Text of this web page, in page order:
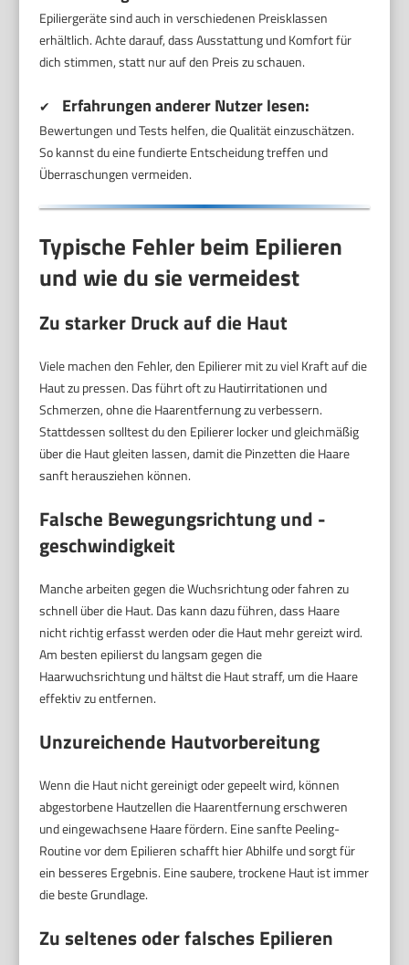
Epiliergeräte sind auch in verschiedenen Preisklassen
erhältlich. Achte darauf, dass Ausstattung und Komfort für
dich stimmen, statt nur auf den Preis zu schauen.
✔ Erfahrungen anderer Nutzer lesen:
Bewertungen und Tests helfen, die Qualität einzuschätzen.
So kannst du eine fundierte Entscheidung treffen und
Überraschungen vermeiden.
Typische Fehler beim Epilieren
und wie du sie vermeidest
Zu starker Druck auf die Haut
Viele machen den Fehler, den Epilierer mit zu viel Kraft auf die
Haut zu pressen. Das führt oft zu Hautirritationen und
Schmerzen, ohne die Haarentfernung zu verbessern.
Stattdessen solltest du den Epilierer locker und gleichmäßig
über die Haut gleiten lassen, damit die Pinzetten die Haare
sanft herausziehen können.
Falsche Bewegungsrichtung und -
geschwindigkeit
Manche arbeiten gegen die Wuchsrichtung oder fahren zu
schnell über die Haut. Das kann dazu führen, dass Haare
nicht richtig erfasst werden oder die Haut mehr gereizt wird.
Am besten epilierst du langsam gegen die
Haarwuchsrichtung und hältst die Haut straff, um die Haare
effektiv zu entfernen.
Unzureichende Hautvorbereitung
Wenn die Haut nicht gereinigt oder gepeelt wird, können
abgestorbene Hautzellen die Haarentfernung erschweren
und eingewachsene Haare fördern. Eine sanfte Peeling-
Routine vor dem Epilieren schafft hier Abhilfe und sorgt für
ein besseres Ergebnis. Eine saubere, trockene Haut ist immer
die beste Grundlage.
Zu seltenes oder falsches Epilieren